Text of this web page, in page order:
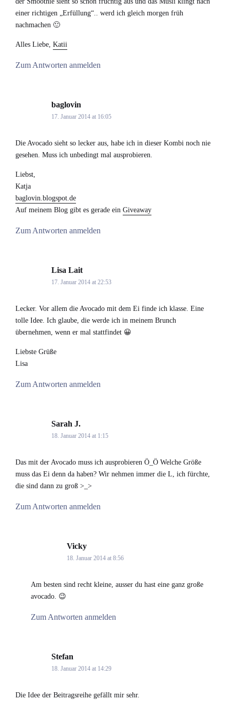
einer richtigen „Erfüllung“.. werd ich gleich morgen früh
nachmachen 🙂
Alles Liebe, Katii
Zum Antworten anmelden
baglovin
17. Januar 2014 at 16:05
Die Avocado sieht so lecker aus, habe ich in dieser Kombi noch nie
gesehen. Muss ich unbedingt mal ausprobieren.
Liebst,
Katja
baglovin.blogspot.de
Auf meinem Blog gibt es gerade ein Giveaway
Zum Antworten anmelden
Lisa Lait
17. Januar 2014 at 22:53
Lecker. Vor allem die Avocado mit dem Ei finde ich klasse. Eine
tolle Idee. Ich glaube, die werde ich in meinem Brunch
übernehmen, wenn er mal stattfindet 😀
Liebste Grüße
Lisa
Zum Antworten anmelden
Sarah J.
18. Januar 2014 at 1:15
Das mit der Avocado muss ich ausprobieren Ö_Ö Welche Größe
muss das Ei denn da haben? Wir nehmen immer die L, ich fürchte,
die sind dann zu groß >_>
Zum Antworten anmelden
Vicky
18. Januar 2014 at 8:56
Am besten sind recht kleine, ausser du hast eine ganz große
avocado. 😉
Zum Antworten anmelden
Stefan
18. Januar 2014 at 14:29
Die Idee der Beitragsreihe gefällt mir sehr.